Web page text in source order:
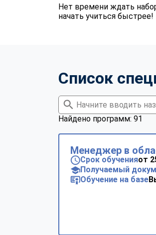
Нет времени ждать
начать учиться быстрее!
Список
Найдено программ: 91
Менеджер в
Срок обученияот
Получаемый
Обучение на базе